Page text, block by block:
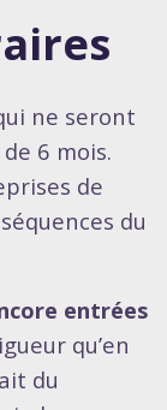
ne seront
6 mois.
de
du
entrées
qu’en
du